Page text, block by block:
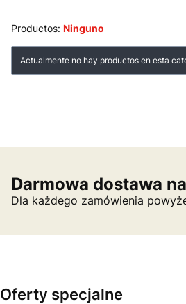
Productos: Ninguno
Lista de productos
Actualmente no hay productos en esta
Darmowa dostawa
Dla każdego zamówienia
Oferty specjalne